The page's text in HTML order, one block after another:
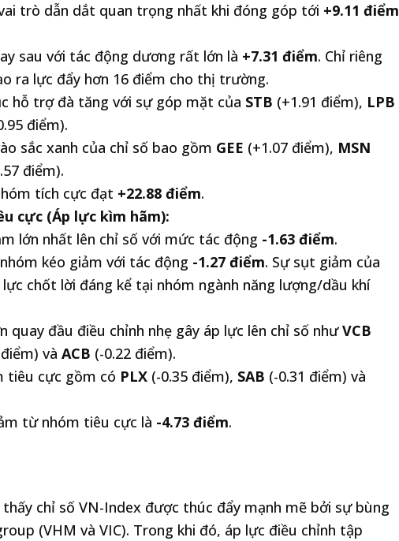
trò dẫn dắt quan trọng nhất khi đóng góp tới +9.11 điểm
sau với tác động dương rất lớn là +7.31 điểm. Chỉ riêng
ra lực đẩy hơn 16 điểm cho thị trường.
hỗ trợ đà tăng với sự góp mặt của STB (+1.91 điểm), LPB
điểm).
sắc xanh của chỉ số bao gồm GEE (+1.07 điểm), MSN
điểm).
tích cực đạt +22.88 điểm.
cực (Áp lực kìm hãm):
lớn nhất lên chỉ số với mức tác động -1.63 điểm.
kéo giảm với tác động -1.27 điểm. Sự sụt giảm của
lực chốt lời đáng kể tại nhóm ngành năng lượng/dầu khí
quay đầu điều chỉnh nhẹ gây áp lực lên chỉ số nhưVCB
và ACB (-0.22 điểm).
tiêu cực gồm có PLX (-0.35 điểm), SAB (-0.31 điểm) và
từ nhóm tiêu cực là -4.73 điểm.
thấy chỉ số VN-Index được thúc đẩy mạnh mẽ bởi sự bùng
(VHM và VIC). Trong khi đó, áp lực điều chỉnh tập